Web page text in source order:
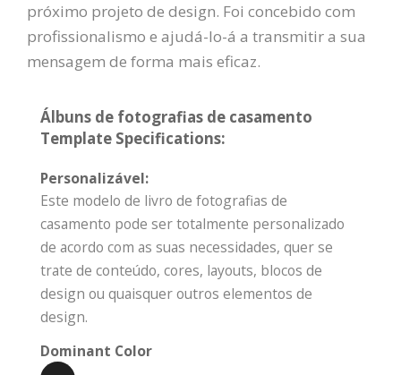
próximo projeto de design. Foi concebido com
profissionalismo e ajudá-lo-á a transmitir a sua
mensagem de forma mais eficaz.
Álbuns de fotografias de casamento
Template Specifications:
Personalizável:
Este modelo de livro de fotografias de
casamento pode ser totalmente personalizado
de acordo com as suas necessidades, quer se
trate de conteúdo, cores, layouts, blocos de
design ou quaisquer outros elementos de
design.
Dominant Color